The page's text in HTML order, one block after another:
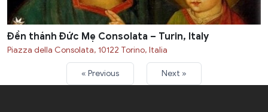
Đền thánh Đức Mẹ Consolata – Turin, Italy
Piazza della Consolata, 10122 Torino, Italia
« Previous Next »